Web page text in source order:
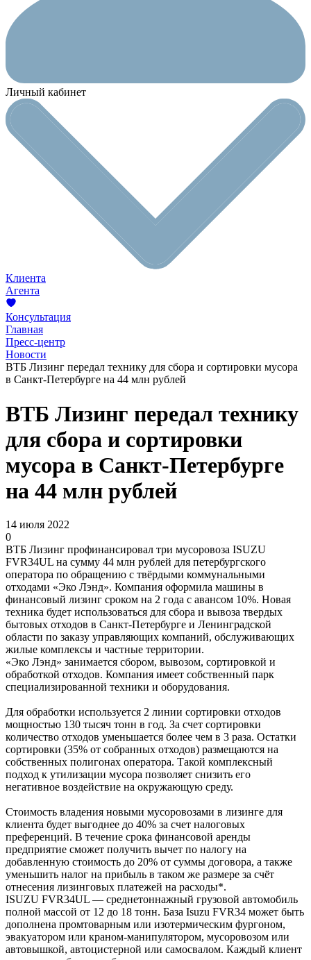
Личный кабинет
Клиента
Агента
Консультация
Главная
Пресс-центр
Новости
ВТБ Лизинг передал технику для сбора и сортировки мусора
в Санкт-Петербурге на 44 млн рублей
ВТБ Лизинг передал технику
для сбора и сортировки
мусора в Санкт-Петербурге
на 44 млн рублей
14 июля 2022
0
ВТБ Лизинг профинансировал три мусоровоза ISUZU
FVR34UL на сумму 44 млн рублей для петербургского
оператора по обращению с твёрдыми коммунальными
отходами «Эко Лэнд». Компания оформила машины в
финансовый лизинг сроком на 2 года с авансом 10%. Новая
техника будет использоваться для сбора и вывоза твердых
бытовых отходов в Санкт-Петербурге и Ленинградской
области по заказу управляющих компаний, обслуживающих
жилые комплексы и частные территории.
«Эко Лэнд» занимается сбором, вывозом, сортировкой и
обработкой отходов. Компания имеет собственный парк
специализированной техники и оборудования.
Для обработки используется 2 линии сортировки отходов
мощностью 130 тысяч тонн в год. За счет сортировки
количество отходов уменьшается более чем в 3 раза. Остатки
сортировки (35% от собранных отходов) размещаются на
собственных полигонах оператора. Такой комплексный
подход к утилизации мусора позволяет снизить его
негативное воздействие на окружающую среду.
Стоимость владения новыми мусоровозами в лизинге для
клиента будет выгоднее до 40% за счет налоговых
преференций. В течение срока финансовой аренды
предприятие сможет получить вычет по налогу на
добавленную стоимость до 20% от суммы договора, а также
уменьшить налог на прибыль в таком же размере за счёт
отнесения лизинговых платежей на расходы*.
ISUZU FVR34UL — среднетоннажный грузовой автомобиль
полной массой от 12 до 18 тонн. База Isuzu FVR34 может быть
дополнена промтоварным или изотермическим фургоном,
эвакуатором или краном-манипулятором, мусоровозом или
автовышкой, автоцистерной или самосвалом. Каждый клиент